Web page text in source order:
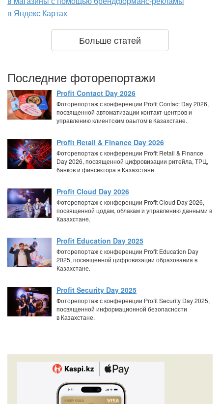
в Яндекс Картах
Больше статей
Последние фоторепортажи
Profit Contact Day 2026
Фоторепортаж с конференции Profit Contact Day 2026,
посвященной автоматизации контакт-центров и
управлению клиентским оаытом в Казахстане.
Profit Retail & Finance Day 2026
Фоторепортаж с конференции Profit Retail & Finance
Day 2026, посвященной цифровизации ритейла, ТРЦ,
банков и финсектора в Казахстане.
Profit Cloud Day 2026
Фоторепортаж с конференции Profit Cloud Day 2026,
посвященной цодам, облакам и управлению данными в
Казахстане.
Profit Education Day 2025
Фоторепортаж с конференции Profit Education Day
2025, посвященной цифровизации образования в
Казахстане.
Profit Security Day 2025
Фоторепортаж с конференции Profit Security Day 2025,
посвященной информационной безопасности
в Казахстане.